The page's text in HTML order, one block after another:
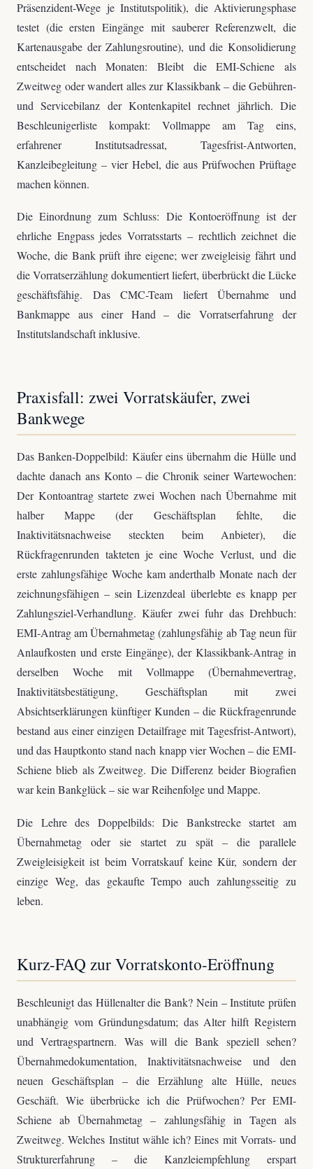
Präsenzident-Wege je Institutspolitik), die Aktivierungsphase
testet (die ersten Eingänge mit sauberer Referenzwelt, die
Kartenausgabe der Zahlungsroutine), und die Konsolidierung
entscheidet nach Monaten: Bleibt die EMI-Schiene als
Zweitweg oder wandert alles zur Klassikbank – die Gebühren-
und Servicebilanz der Kontenkapitel rechnet jährlich. Die
Beschleunigerliste kompakt: Vollmappe am Tag eins,
erfahrener Institutsadressat, Tagesfrist-Antworten,
Kanzleibegleitung – vier Hebel, die aus Prüfwochen Prüftage
machen können.
Die Einordnung zum Schluss: Die Kontoeröffnung ist der
ehrliche Engpass jedes Vorratsstarts – rechtlich zeichnet die
Woche, die Bank prüft ihre eigene; wer zweigleisig fährt und
die Vorratserzählung dokumentiert liefert, überbrückt die Lücke
geschäftsfähig. Das CMC-Team liefert Übernahme und
Bankmappe aus einer Hand – die Vorratserfahrung der
Institutslandschaft inklusive.
Praxisfall: zwei Vorratskäufer, zwei
Bankwege
Das Banken-Doppelbild: Käufer eins übernahm die Hülle und
dachte danach ans Konto – die Chronik seiner Wartewochen:
Der Kontoantrag startete zwei Wochen nach Übernahme mit
halber Mappe (der Geschäftsplan fehlte, die
Inaktivitätsnachweise steckten beim Anbieter), die
Rückfragenrunden takteten je eine Woche Verlust, und die
erste zahlungsfähige Woche kam anderthalb Monate nach der
zeichnungsfähigen – sein Lizenzdeal überlebte es knapp per
Zahlungsziel-Verhandlung. Käufer zwei fuhr das Drehbuch:
EMI-Antrag am Übernahmetag (zahlungsfähig ab Tag neun für
Anlaufkosten und erste Eingänge), der Klassikbank-Antrag in
derselben Woche mit Vollmappe (Übernahmevertrag,
Inaktivitätsbestätigung, Geschäftsplan mit zwei
Absichtserklärungen künftiger Kunden – die Rückfragenrunde
bestand aus einer einzigen Detailfrage mit Tagesfrist-Antwort),
und das Hauptkonto stand nach knapp vier Wochen – die EMI-
Schiene blieb als Zweitweg. Die Differenz beider Biografien
war kein Bankglück – sie war Reihenfolge und Mappe.
Die Lehre des Doppelbilds: Die Bankstrecke startet am
Übernahmetag oder sie startet zu spät – die parallele
Zweigleisigkeit ist beim Vorratskauf keine Kür, sondern der
einzige Weg, das gekaufte Tempo auch zahlungsseitig zu
leben.
Kurz-FAQ zur Vorratskonto-Eröffnung
Beschleunigt das Hüllenalter die Bank? Nein – Institute prüfen
unabhängig vom Gründungsdatum; das Alter hilft Registern
und Vertragspartnern. Was will die Bank speziell sehen?
Übernahmedokumentation, Inaktivitätsnachweise und den
neuen Geschäftsplan – die Erzählung alte Hülle, neues
Geschäft. Wie überbrücke ich die Prüfwochen? Per EMI-
Schiene ab Übernahmetag – zahlungsfähig in Tagen als
Zweitweg. Welches Institut wähle ich? Eines mit Vorrats- und
Strukturerfahrung – die Kanzleiempfehlung erspart